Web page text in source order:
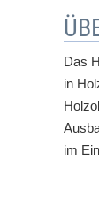
Das
in
im